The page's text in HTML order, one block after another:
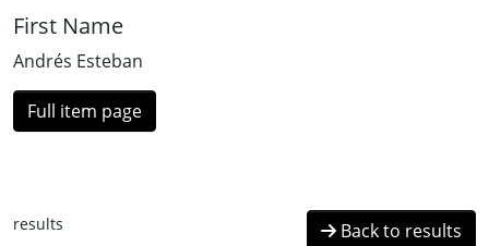
First Name
Andrés Esteban
Full item page
results Back to results